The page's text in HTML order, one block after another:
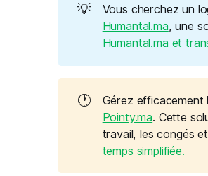
💡 Vous cherchez un
Humantal.ma, une
Humantal.ma et
🕐 Gérez efficacement
Pointy.ma. Cette
travail, les congés
temps simplifiée.